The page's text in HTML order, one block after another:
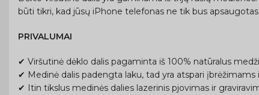
būti tikri, kad jūsų iPhone telefonas ne tik bus
PRIVALUMAI
✔ Viršutinė dėklo dalis pagaminta iš 100% natūralus
✔ Medinė dalis padengta laku, tad yra atspari įbrėžimams
✔ Itin tikslus medinės dalies lazerinis pjovimas ir